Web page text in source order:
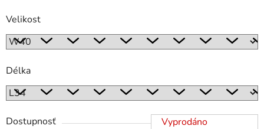
Velikost
Délka
Dostupnosť
Vyprodáno